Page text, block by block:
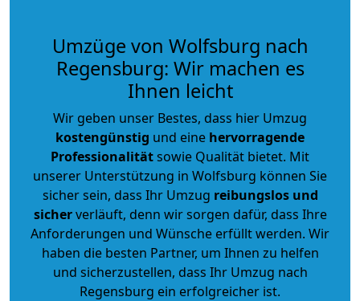
Umzüge von Wolfsburg nach
Regensburg: Wir machen es
Ihnen leicht
Wir geben unser Bestes, dass hier Umzug
kostengünstig und eine hervorragende
Professionalitätsowie Qualität bietet. Mit
unserer Unterstützung in Wolfsburg können Sie
sicher sein, dass Ihr Umzug reibungslos und
sicherverläuft, denn wir sorgen dafür, dass Ihre
Anforderungen und Wünsche erfüllt werden. Wir
haben die besten Partner, um Ihnen zu helfen
und sicherzustellen, dass Ihr Umzug nach
Regensburg ein erfolgreicher ist.